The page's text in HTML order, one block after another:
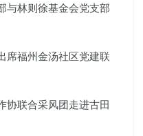
与林则徐基金会党支部
席福州金汤社区党建联
协联合采风团走进古田